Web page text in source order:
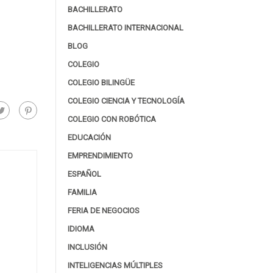
BACHILLERATO
BACHILLERATO INTERNACIONAL
BLOG
COLEGIO
COLEGIO BILINGÜE
COLEGIO CIENCIA Y TECNOLOGÍA
COLEGIO CON ROBÓTICA
EDUCACIÓN
EMPRENDIMIENTO
ESPAÑOL
FAMILIA
FERIA DE NEGOCIOS
IDIOMA
INCLUSIÓN
INTELIGENCIAS MÚLTIPLES